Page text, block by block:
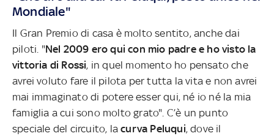
Mondiale"
Il Gran Premio di casa è molto sentito, anche dai
piloti. "Nel 2009 ero qui con mio padre e ho visto la
vittoria di Rossi, in quel momento ho pensato che
avrei voluto fare il pilota per tutta la vita e non avrei
mai immaginato di potere esser qui, né io né la mia
famiglia a cui sono molto grato". C’è un punto
speciale del circuito, lacurva Peluqui, dove il